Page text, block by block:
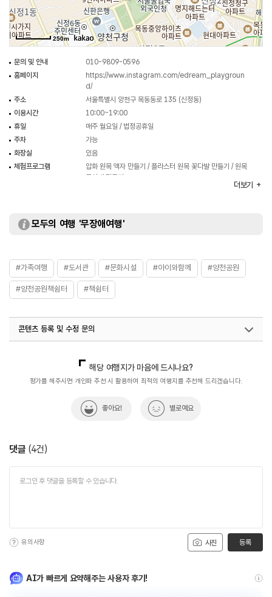
250m
문의 및 안내
010-9809-0596
홈페이지
https://www.instagram.com/edream_playgroun
d/
주소
서울특별시 양천구 목동동로 135 (신정동)
이용시간
10:00~19:00
휴일
매주 월요일 / 법정공휴일
주차
가능
화장실
있음
체험프로그램
압화 원목 액자 만들기 / 플라스터 원목 꽃다발 만들기 / 원목
독서대 만들기
※ 매달 프로그램이 상이하므로 자세한 사항은 홈페이지 참조
더보기
모두의 여행 '무장애여행'
#가족여행 #도서관 #문화시설 #아이와함께 #양천공원
#양천공원책쉼터 #책쉼터
콘텐츠 등록 및 수정 문의
해당 여행지가 마음에 드시나요?
평가를 해주시면 개인화 추천 시 활용하여 최적의 여행지를 추천해 드리겠습니다.
좋아요! 별로예요
댓글 (4건)
사진
유의사항 등록
AI가 빠르게 요약해주는 사용자 후기!